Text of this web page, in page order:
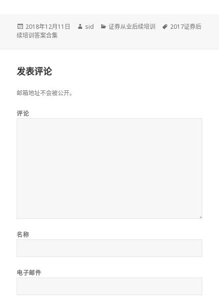
发
布
2018年12月11日
作
sid
分
证券从业后续培训
标
2017证券后
续培训答案合集
发表评论
邮箱地址不会被公开。
评论
名称
电子邮件